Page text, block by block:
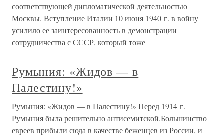
соответствующей дипломатической деятельностью
Москвы. Вступление Италии 10 июня 1940 г. в войну
усилило ее заинтересованность в демонстрации
сотрудничества с СССР, который тоже
Румыния: «Жидов — в
Палестину!»
Румыния: «Жидов — в Палестину!» Перед 1914 г.
Румыния была решительно антисемитской.Большинство
евреев прибыли сюда в качестве беженцев из России, и